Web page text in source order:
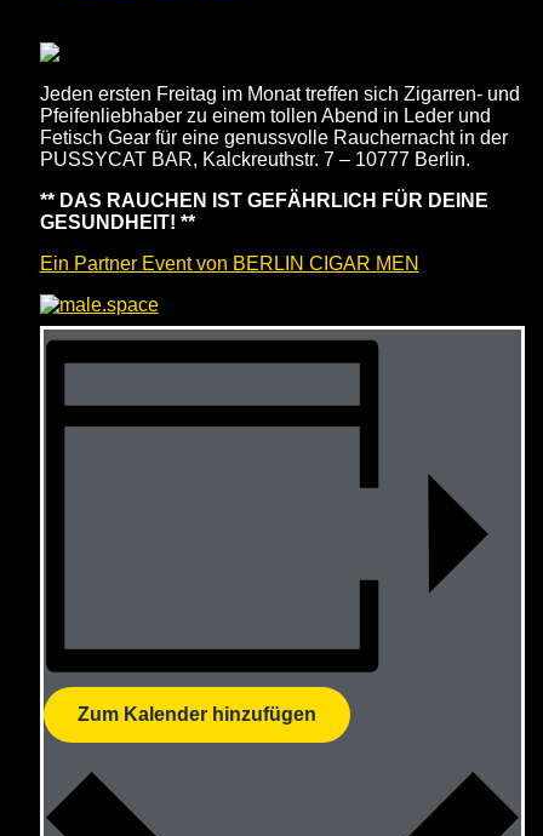
Jeden ersten Freitag im Monat treffen sich Zigarren- und
Pfeifenliebhaber zu einem tollen Abend in Leder und
Fetisch Gear für eine genussvolle Rauchernacht in der
PUSSYCAT BAR, Kalckreuthstr. 7 – 10777 Berlin.
** DAS RAUCHEN IST GEFÄHRLICH FÜR DEINE
GESUNDHEIT! **
Ein Partner Event von BERLIN CIGAR MEN
Zum Kalender hinzufügen